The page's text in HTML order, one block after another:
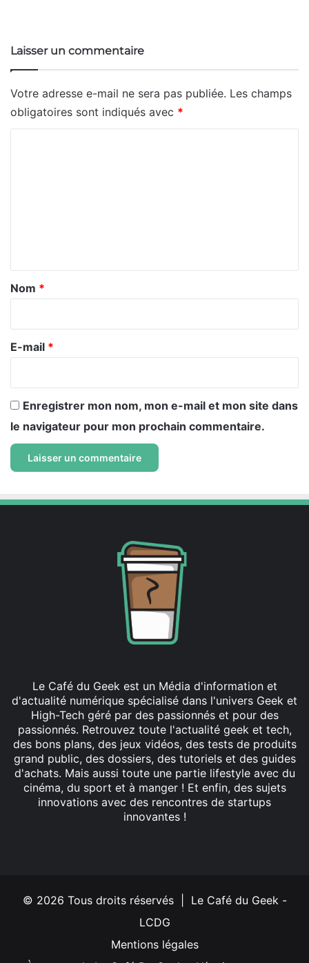
Laisser un commentaire
Votre adresse e-mail ne sera pas publiée. Les champs
obligatoires sont indiqués avec *
a
r
e
Nom *
E-mail *
Enregistrer mon nom, mon e-mail et mon site dans
le navigateur pour mon prochain commentaire.
Le Café du Geek est un Média d'information et
d'actualité numérique spécialisé dans l'univers Geek et
High-Tech géré par des passionnés et pour des
passionnés. Retrouvez toute l'actualité geek et tech,
des bons plans, des jeux vidéos, des tests de produits
grand public, des dossiers, des tutoriels et des guides
d'achats. Mais aussi toute une partie lifestyle avec du
cinéma, du sport et à manger ! Et enfin, des sujets
innovations avec des rencontres de startups
innovantes !
© 2026 Tous droits réservés | Le Café du Geek -
LCDG
Mentions légales